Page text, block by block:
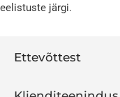
eelistuste järgi.
Ettevõttest